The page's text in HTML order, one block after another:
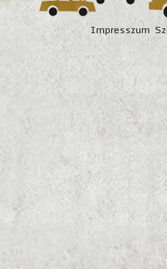
Impresszum